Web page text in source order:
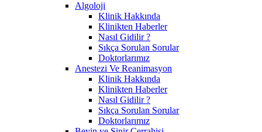
Algoloji
Klinik Hakkında
Klinikten Haberler
Nasıl Gidilir ?
Sıkça Sorulan Sorular
Doktorlarımız
Anestezi Ve Reanimasyon
Klinik Hakkında
Klinikten Haberler
Nasıl Gidilir ?
Sıkça Sorulan Sorular
Doktorlarımız